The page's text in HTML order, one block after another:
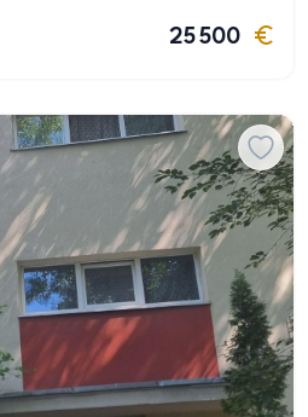
25 500